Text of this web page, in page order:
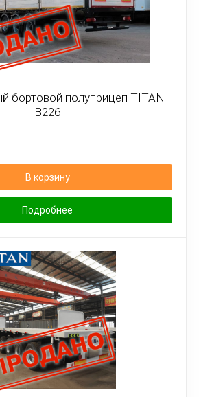
бортовой полуприцеп TITAN
B226
В корзину
Подробнее